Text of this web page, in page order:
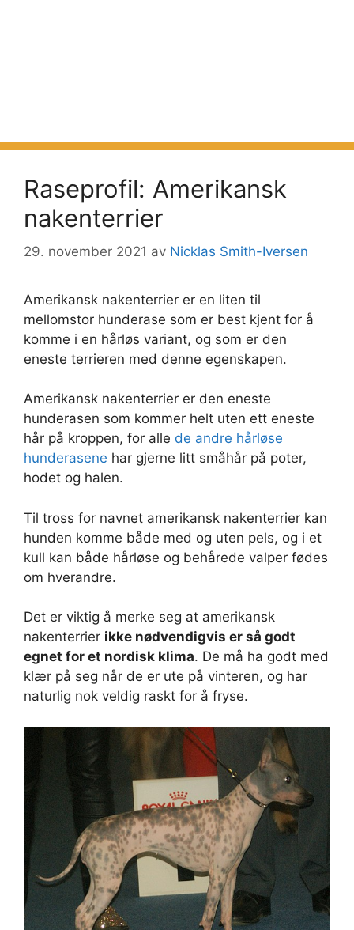
Raseprofil: Amerikansk
nakenterrier
29. november 2021 av Nicklas Smith-Iversen
Amerikansk nakenterrier er en liten til
mellomstor hunderase som er best kjent for å
komme i en hårløs variant, og som er den
eneste terrieren med denne egenskapen.
Amerikansk nakenterrier er den eneste
hunderasen som kommer helt uten ett eneste
hår på kroppen, for alle de andre hårløse
hunderasene har gjerne litt småhår på poter,
hodet og halen.
Til tross for navnet amerikansk nakenterrier kan
hunden komme både med og uten pels, og i et
kull kan både hårløse og behårede valper fødes
om hverandre.
Det er viktig å merke seg at amerikansk
nakenterrier ikke nødvendigvis er så godt
egnet for et nordisk klima. De må ha godt med
klær på seg når de er ute på vinteren, og har
naturlig nok veldig raskt for å fryse.